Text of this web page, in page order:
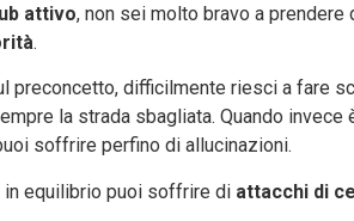
attivo, non sei molto bravo a
.
preconcetto, difficilmente riesci a fare
la strada sbagliata. Quando invece
soffrire perfino di allucinazioni.
in equilibrio puoi soffrire di attacchi di